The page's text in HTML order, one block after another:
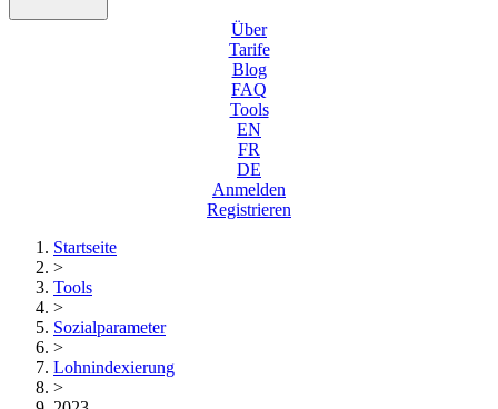
Über
Tarife
Blog
FAQ
Tools
EN
FR
DE
Anmelden
Registrieren
Startseite
>
Tools
>
Sozialparameter
>
Lohnindexierung
>